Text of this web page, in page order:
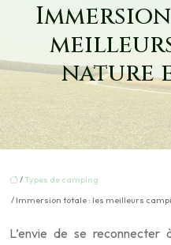
nature
/Types de camping
/ Immersion totale : les meilleurs
L’envie de se